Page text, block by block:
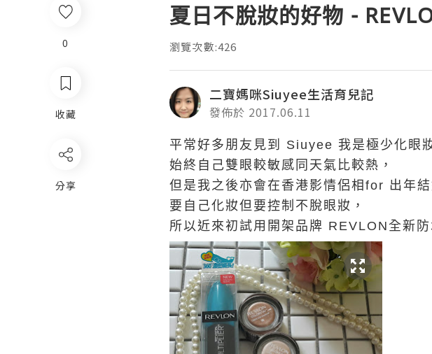
0
收藏
分享
夏日不脫妝的好物 -
瀏覽次數:426
二寶媽咪Siuyee生活育兒記
發佈於 2017.06.11
平常好多朋友見到 Siuyee 我是極少化眼
始終自己雙眼較敏感同天氣比較熱，
但是我之後亦會在香港影情侶相for 出年結
要自己化妝但要控制不脫眼妝，
所以近來初試用開架品牌 REVLON全新防